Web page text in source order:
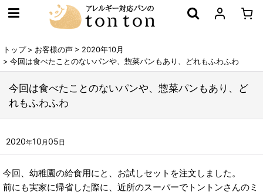
トップ > お客様の声 > 2020年10月
> 今回は食べたことのないパンや、惣菜パンもあり、どれもふわふわ
今回は食べたことのないパンや、惣菜パンもあり、ど
れもふわふわ
2020年10 月 05 日
今回、幼稚園の給食用にと、お試しセットを注文しました。
前にも実家に帰省した際に、近所のスーパーでトントンさんのミ